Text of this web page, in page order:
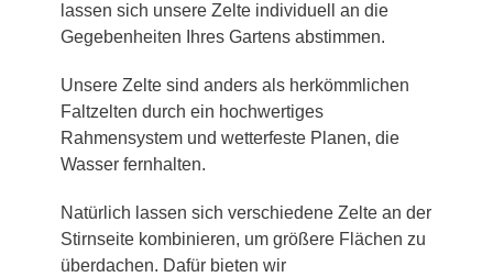
lassen sich unsere Zelte individuell an die
Gegebenheiten Ihres Gartens abstimmen.
Unsere Zelte sind anders als herkömmlichen
Faltzelten durch ein hochwertiges
Rahmensystem und wetterfeste Planen, die
Wasser fernhalten.
Natürlich lassen sich verschiedene Zelte an der
Stirnseite kombinieren, um größere Flächen zu
überdachen. Dafür bieten wir